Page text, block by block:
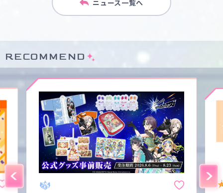
ニュース一覧へ
RECOMMEND